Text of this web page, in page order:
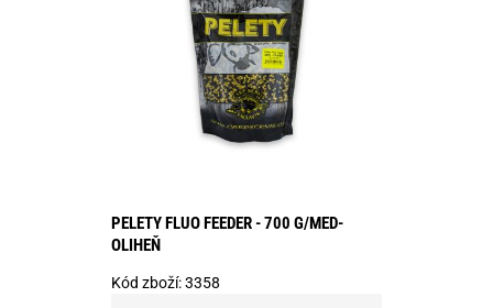
PELETY FLUO FEEDER - 700 G/MED-
OLIHEŇ
Kód zboží:3358